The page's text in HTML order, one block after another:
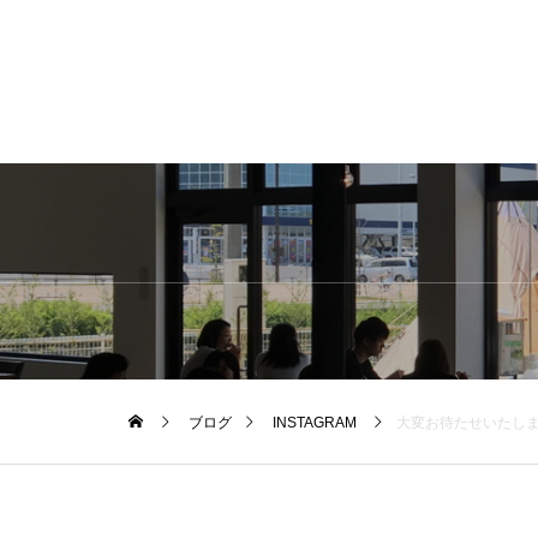
ブログ INSTAGRAM 大変お待たせいたしました！ゴーシュの大定番カツラギシリーズが入荷しておりま